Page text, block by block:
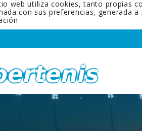
web utiliza cookies, tanto propias
con sus preferencias, generada